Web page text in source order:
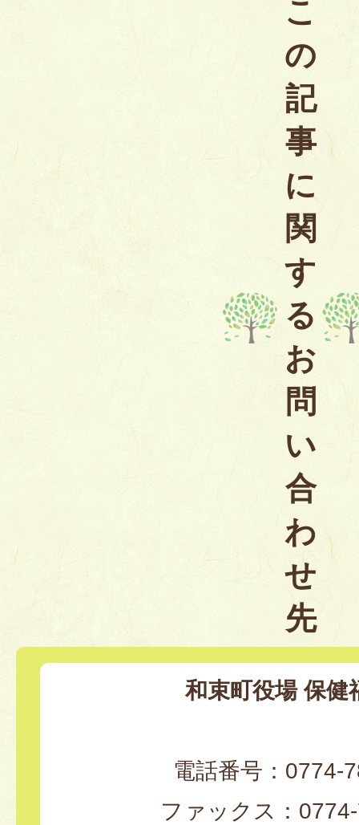
こ
の
記
事
に
関
す
る
お
問
い
合
わ
せ
先
和束町役場 保健
電話番号：0774-
ファックス：